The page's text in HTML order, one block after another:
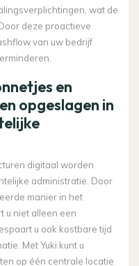
wat de
deze proactieve
van uw bedrijf
en
opgeslagen in
digitaal worden
administratie. Door
manier in het
u niet alleen een
u ook kostbare tijd
Met Yuki kunt u
op één centrale locatie